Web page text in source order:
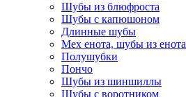
Шубы из блюфроста
Шубы с капюшоном
Длинные шубы
Мех енота, шубы из енота
Полушубки
Пончо
Шубы из шиншиллы
Шубы с воротником